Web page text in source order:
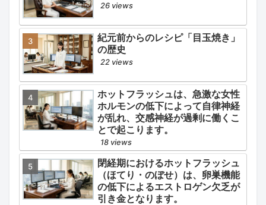
26 views
紀元前からのレシピ「目玉焼き」
の歴史
22 views
ホットフラッシュは、急激な女性
ホルモンの低下によって自律神経
が乱れ、交感神経が過剰に働くこ
とで起こります。
18 views
閉経期におけるホットフラッシュ
（ほてり・のぼせ）は、卵巣機能
の低下によるエストロゲン欠乏が
引き金となります。